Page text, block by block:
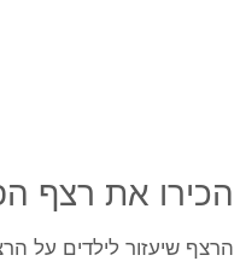
הכירו את רצף
הרצף שיעזור לילדים על